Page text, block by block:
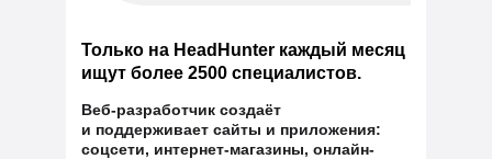
Только на HeadHunter каждый месяц
ищут более 2500 специалистов.
Веб-разработчик создаёт
и поддерживает сайты и приложения:
соцсети, интернет-магазины, онлайн-